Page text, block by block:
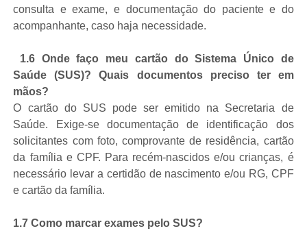
consulta e exame, e documentação do paciente e do
acompanhante, caso haja necessidade.
1.6 Onde faço meu cartão do Sistema Único de
Saúde (SUS)? Quais documentos preciso ter em
mãos?
O cartão do SUS pode ser emitido na Secretaria de
Saúde. Exige-se documentação de identificação dos
solicitantes com foto, comprovante de residência, cartão
da família e CPF. Para recém-nascidos e/ou crianças, é
necessário levar a certidão de nascimento e/ou RG, CPF
e cartão da família.
1.7 Como marcar exames pelo SUS?